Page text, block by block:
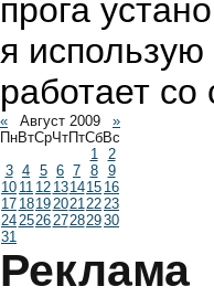
прога
я
работает со
« Август 2009
»
ПнВтСрЧтПтСбВс
1
2
3 4 5 6 7 8
9
10 11 12 131415 16
17 181920212223
24252627282930
31
Реклама